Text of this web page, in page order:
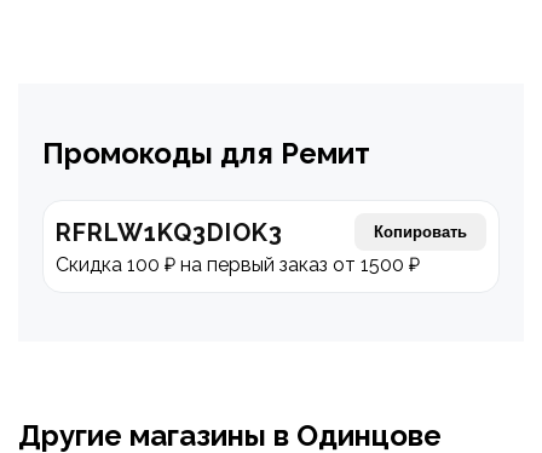
Промокоды для Ремит
RFRLW1KQ3DIOK3 Копировать
Скидка 100 ₽ на первый заказ от 1500 ₽
Другие магазины в Одинцове